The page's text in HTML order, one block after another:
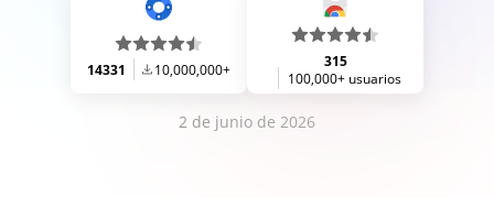
14331 10,000,000+
315
100,000+ usuarios
2 de junio de 2026